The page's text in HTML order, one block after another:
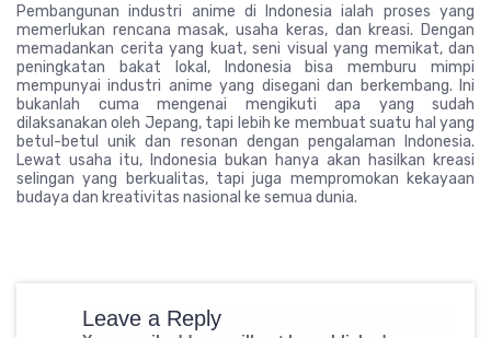
Pembangunan industri anime di Indonesia ialah proses yang
memerlukan rencana masak, usaha keras, dan kreasi. Dengan
memadankan cerita yang kuat, seni visual yang memikat, dan
peningkatan bakat lokal, Indonesia bisa memburu mimpi
mempunyai industri anime yang disegani dan berkembang. Ini
bukanlah cuma mengenai mengikuti apa yang sudah
dilaksanakan oleh Jepang, tapi lebih ke membuat suatu hal yang
betul-betul unik dan resonan dengan pengalaman Indonesia.
Lewat usaha itu, Indonesia bukan hanya akan hasilkan kreasi
selingan yang berkualitas, tapi juga mempromokan kekayaan
budaya dan kreativitas nasional ke semua dunia.
Leave a Reply